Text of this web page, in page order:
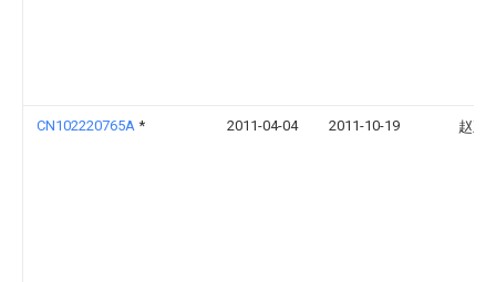
CN102220765A * 2011-04-04 2011-10-19 赵正